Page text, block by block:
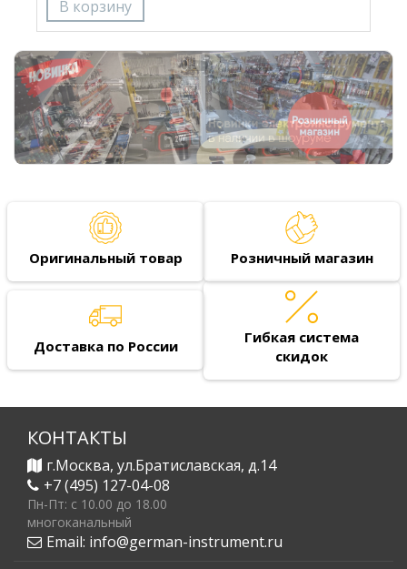
Оригинальный товар Розничный магазин
Доставка по России
Гибкая система
скидок
КОНТАКТЫ
г.Москва, ул.Братиславская, д.14
+7 (495) 127-04-08
Пн-Пт: c 10.00 до 18.00
многоканальный
Email: info@german-instrument.ru